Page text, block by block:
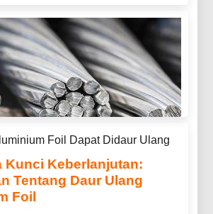
umum truk reefer
koil aluminium berlapis PE,
3004, Dan 3105. Dirancang
korosi yang sangat baik,
bentuk, dan kinerja luar ruangan
Konduktif?
Kunci Keberlanjutan:
Tentang Daur Ulang
Foil